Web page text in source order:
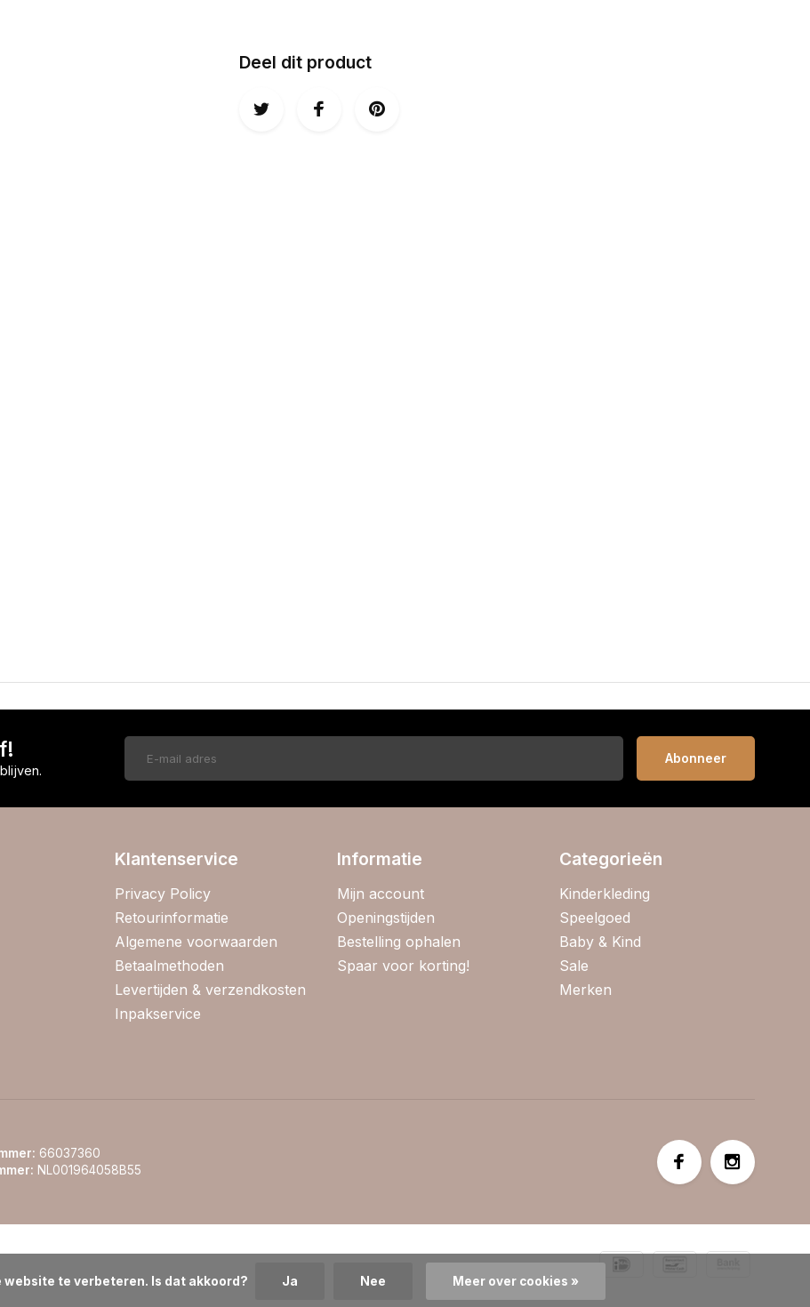
Deel dit product
Abonneer
Klantenservice
Privacy Policy
Retourinformatie
Algemene voorwaarden
Betaalmethoden
Levertijden & verzendkosten
Inpakservice
Informatie
Mijn account
Openingstijden
Bestelling ophalen
Spaar voor korting!
Categorieën
Kinderkleding
Speelgoed
Baby & Kind
Sale
Merken
66037360
NL001964058B55
website te verbeteren. Is dat akkoord?
Ja Nee Meer over cookies »